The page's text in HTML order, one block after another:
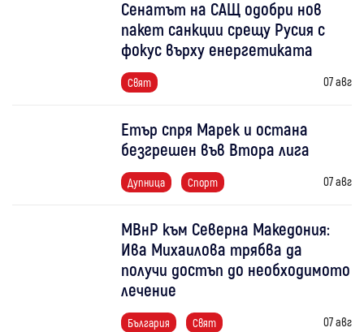
Сенатът на САЩ одобри нов
пакет санкции срещу Русия с
фокус върху енергетиката
Свят 07 авг
Етър спря Марек и остана
безгрешен във Втора лига
Дупница Спорт 07 авг
МВнР към Северна Македония:
Ива Михаилова трябва да
получи достъп до необходимото
лечение
България Свят 07 авг